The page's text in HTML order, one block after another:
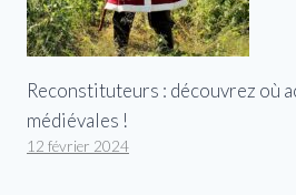
Reconstituteurs : découvrez où
médiévales !
12 février 2024